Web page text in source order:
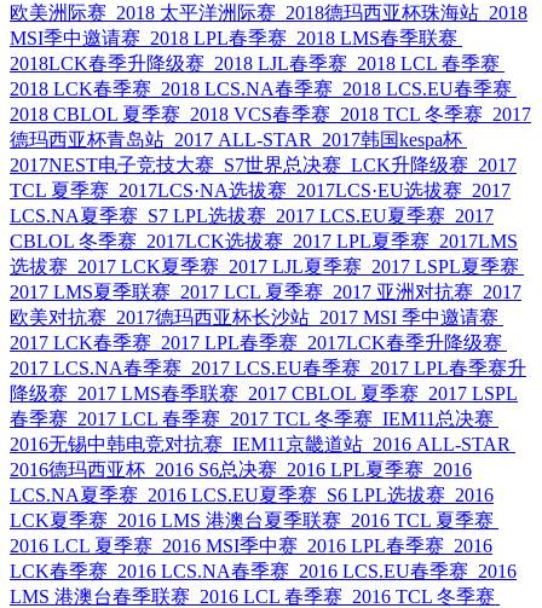
欧美洲际赛 2018 太平洋洲际赛 2018德玛西亚杯珠海站 2018
MSI季中邀请赛 2018 LPL春季赛 2018 LMS春季联赛
2018LCK春季升降级赛 2018 LJL春季赛 2018 LCL 春季赛
2018 LCK春季赛 2018 LCS.NA春季赛 2018 LCS.EU春季赛
2018 CBLOL 夏季赛 2018 VCS春季赛 2018 TCL 冬季赛 2017
德玛西亚杯青岛站 2017 ALL-STAR
2017韩国kespa杯
2017NEST电子竞技大赛 S7世界总决赛 LCK升降级赛 2017
TCL 夏季赛 2017LCS·NA选拔赛 2017LCS·EU选拔赛 2017
LCS.NA夏季赛 S7 LPL选拔赛 2017 LCS.EU夏季赛 2017
CBLOL 冬季赛 2017LCK选拔赛 2017 LPL夏季赛 2017LMS
选拔赛 2017 LCK夏季赛 2017 LJL夏季赛 2017 LSPL夏季赛
2017 LMS夏季联赛 2017 LCL 夏季赛 2017 亚洲对抗赛 2017
欧美对抗赛 2017德玛西亚杯长沙站 2017 MSI 季中邀请赛
2017 LCK春季赛 2017 LPL春季赛 2017LCK春季升降级赛
2017 LCS.NA春季赛 2017 LCS.EU春季赛 2017 LPL春季赛升
降级赛 2017 LMS春季联赛 2017 CBLOL 夏季赛 2017 LSPL
春季赛 2017 LCL 春季赛 2017 TCL 冬季赛 IEM11总决赛
2016无锡中韩电竞对抗赛 IEM11京畿道站 2016 ALL-STAR
2016德玛西亚杯 2016 S6总决赛 2016 LPL夏季赛 2016
LCS.NA夏季赛 2016 LCS.EU夏季赛 S6 LPL选拔赛 2016
LCK夏季赛 2016 LMS 港澳台夏季联赛 2016 TCL 夏季赛
2016 LCL 夏季赛 2016 MSI季中赛 2016 LPL春季赛 2016
LCK春季赛 2016 LCS.NA春季赛 2016 LCS.EU春季赛 2016
LMS 港澳台春季联赛 2016 LCL 春季赛 2016 TCL 冬季赛